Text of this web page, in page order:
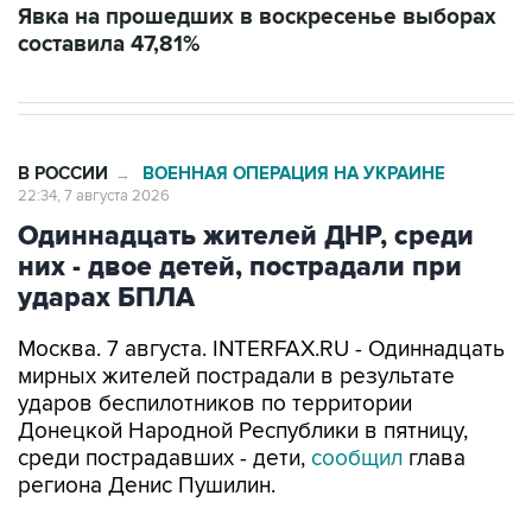
Явка на прошедших в воскресенье выборах
составила 47,81%
В РОССИИ → ВОЕННАЯ ОПЕРАЦИЯ НА УКРАИНЕ
22:34, 7 августа 2026
Одиннадцать жителей ДНР, среди
них - двое детей, пострадали при
ударах БПЛА
Москва. 7 августа. INTERFAX.RU - Одиннадцать
мирных жителей пострадали в результате
ударов беспилотников по территории
Донецкой Народной Республики в пятницу,
среди пострадавших - дети, сообщил глава
региона Денис Пушилин.